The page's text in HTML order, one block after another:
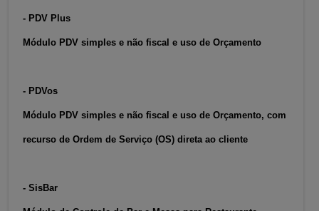
- PDV Plus
Módulo PDV simples e não fiscal e uso de Orçamento
- PDVos
Módulo PDV simples e não fiscal e uso de Orçamento, com
recurso de Ordem de Serviço (OS) direta ao cliente
- SisBar